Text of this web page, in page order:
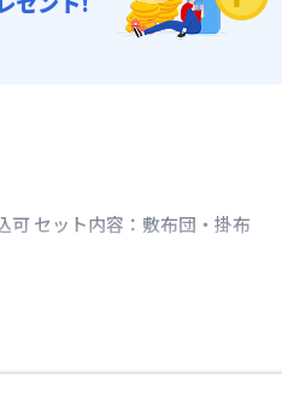
セット内容：敷布団・掛布